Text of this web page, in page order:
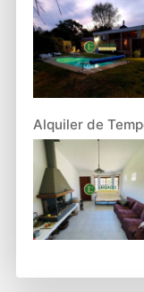
Alquiler de